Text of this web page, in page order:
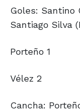
Goles: Santino
Santiago Silva
Porteño 1
Vélez 2
Cancha: